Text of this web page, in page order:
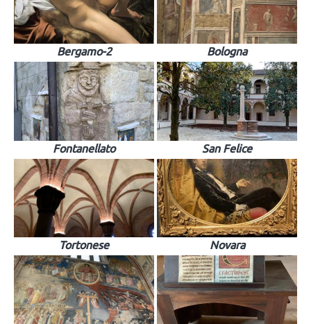
Bergamo-2 Bologna
Fontanellato San Felice
Tortonese Novara